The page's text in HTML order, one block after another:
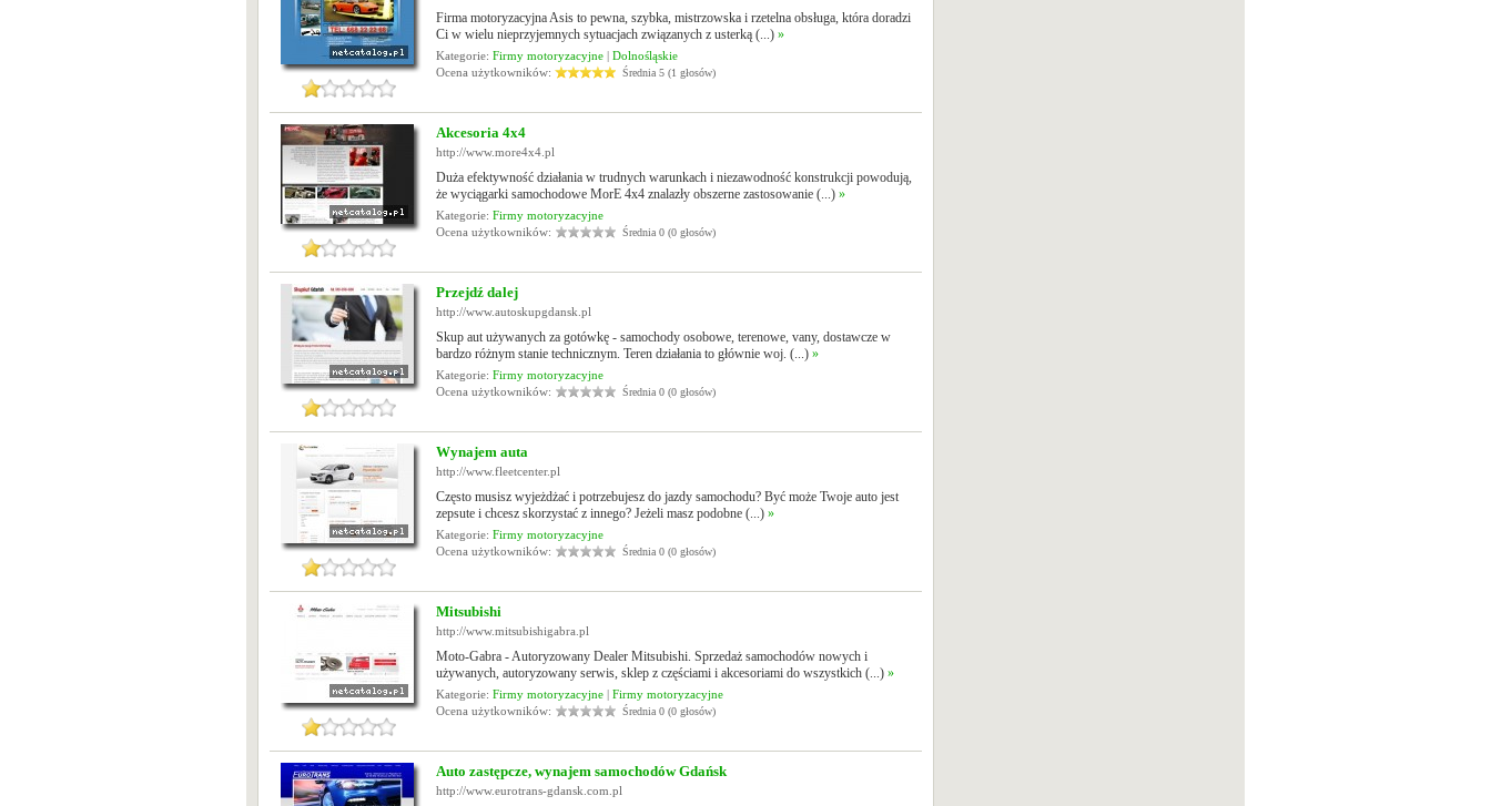
Firma motoryzacyjna Asis to pewna, szybka, mistrzowska i rzetelna obsługa, która doradzi
Ci w wielu nieprzyjemnych sytuacjach związanych z usterką (...) »
Kategorie: Firmy motoryzacyjne | Dolnośląskie
Ocena użytkowników:
Średnia 5 (1 głosów)
Akcesoria 4x4
http://www.more4x4.pl
Duża efektywność działania w trudnych warunkach i niezawodność konstrukcji powodują,
że wyciągarki samochodowe MorE 4x4 znalazły obszerne zastosowanie (...) »
Kategorie: Firmy motoryzacyjne
Ocena użytkowników:
Średnia 0 (0 głosów)
Przejdź dalej
http://www.autoskupgdansk.pl
Skup aut używanych za gotówkę - samochody osobowe, terenowe, vany, dostawcze w
bardzo różnym stanie technicznym. Teren działania to głównie woj. (...) »
Kategorie: Firmy motoryzacyjne
Ocena użytkowników:
Średnia 0 (0 głosów)
Wynajem auta
http://www.fleetcenter.pl
Często musisz wyjeżdżać i potrzebujesz do jazdy samochodu? Być może Twoje auto jest
zepsute i chcesz skorzystać z innego? Jeżeli masz podobne (...) »
Kategorie: Firmy motoryzacyjne
Ocena użytkowników:
Średnia 0 (0 głosów)
Mitsubishi
http://www.mitsubishigabra.pl
Moto-Gabra - Autoryzowany Dealer Mitsubishi. Sprzedaż samochodów nowych i
używanych, autoryzowany serwis, sklep z częściami i akcesoriami do wszystkich (...) »
Kategorie: Firmy motoryzacyjne | Firmy motoryzacyjne
Ocena użytkowników:
Średnia 0 (0 głosów)
Auto zastępcze, wynajem samochodów Gdańsk
http://www.eurotrans-gdansk.com.pl